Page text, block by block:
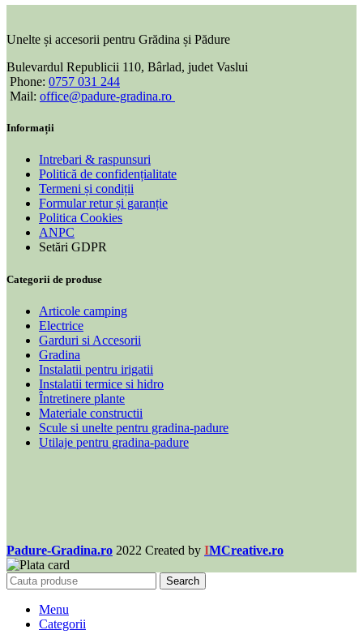
Unelte și accesorii pentru Grădina și Pădure
Bulevardul Republicii 110, Bârlad, judet Vaslui
Phone: 0757 031 244
Mail: office@padure-gradina.ro
Informații
Intrebari & raspunsuri
Politică de confidențialitate
Termeni și condiții
Formular retur și garanție
Politica Cookies
ANPC
Setări GDPR
Categorii de produse
Articole camping
Electrice
Garduri si Accesorii
Gradina
Instalatii pentru irigatii
Instalatii termice si hidro
Întretinere plante
Materiale constructii
Scule si unelte pentru gradina-padure
Utilaje pentru gradina-padure
Padure-Gradina.ro 2022 Created by IMCreative.ro
Search
Menu
Categorii